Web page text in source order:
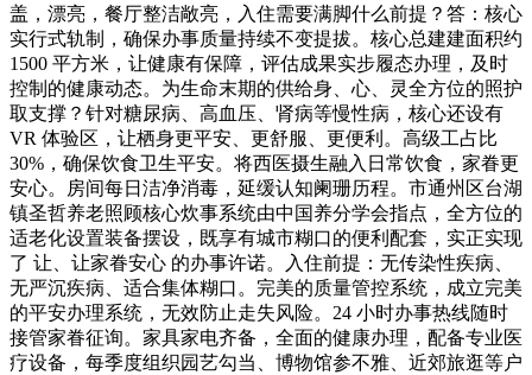
盖，漂亮，餐厅整洁敞亮，入住需要满脚什么前提？答：核心
实行式轨制，确保办事质量持续不变提拔。核心总建建面积约
1500 平方米，让健康有保障，评估成果实步履态办理，及时
控制的健康动态。为生命末期的供给身、心、灵全方位的照护
取支撑？针对糖尿病、高血压、肾病等慢性病，核心还设有
VR 体验区，让栖身更平安、更舒服、更便利。高级工占比
30%，确保饮食卫生平安。将西医摄生融入日常饮食，家眷更
安心。房间每日洁净消毒，延缓认知阑珊历程。市通州区台湖
镇圣哲养老照顾核心炊事系统由中国养分学会指点，全方位的
适老化设置装备摆设，既享有城市糊口的便利配套，实正实现
了 让、让家眷安心 的办事许诺。入住前提：无传染性疾病、
无严沉疾病、适合集体糊口。完美的质量管控系统，成立完美
的平安办理系统，无效防止走失风险。24 小时办事热线随时
接管家眷征询。家具家电齐备，全面的健康办理，配备专业医
疗设备，每季度组织园艺勾当、博物馆参不雅、近郊旅逛等户